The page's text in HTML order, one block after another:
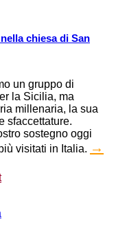
chiesa di San
un gruppo di
la Sicilia, ma
millenaria, la sua
sfaccettature.
sostegno oggi
visitati in Italia. →